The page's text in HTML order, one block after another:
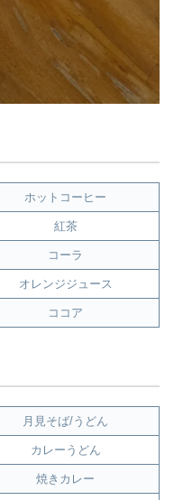
ホットコーヒー
紅茶
コーラ
オレンジジュース
ココア
月見そば/うどん
カレーうどん
焼きカレー